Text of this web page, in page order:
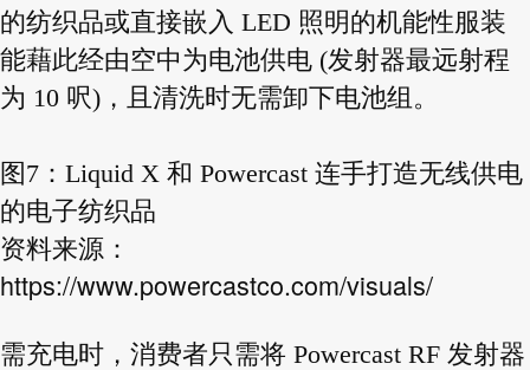
的纺织品或直接嵌入 LED 照明的机能性服装
能藉此经由空中为电池供电 (发射器最远射程
为 10 呎)，且清洗时无需卸下电池组。
图7：Liquid X 和 Powercast 连手打造无线供电
的电子纺织品
资料来源：
https://www.powercastco.com/visuals/
需充电时，消费者只需将 Powercast RF 发射器